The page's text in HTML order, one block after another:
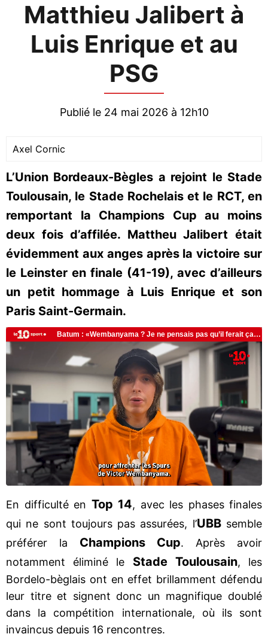
Matthieu Jalibert à
Luis Enrique et au
PSG
Publié le 24 mai 2026 à 12h10
Axel Cornic
L’Union Bordeaux-Bègles a rejoint le Stade
Toulousain, le Stade Rochelais et le RCT, en
remportant la Champions Cup au moins
deux fois d’affilée. Mattheu Jalibert était
évidemment aux anges après la victoire sur
le Leinster en finale (41-19), avec d’ailleurs
un petit hommage à Luis Enrique et son
Paris Saint-Germain.
En difficulté en Top 14, avec les phases finales
qui ne sont toujours pas assurées, l’UBBsemble
préférer la Champions Cup. Après avoir
notamment éliminé le Stade Toulousain, les
Bordelo-bèglais ont en effet brillamment défendu
leur titre et signent donc un magnifique doublé
dans la compétition internationale, où ils sont
invaincus depuis 16 rencontres.